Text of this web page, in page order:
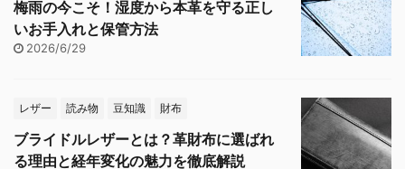
梅雨の今こそ！湿度から本革を守る正し
いお手入れと保管方法
2026/6/29
レザー 読み物 豆知識 財布
ブライドルレザーとは？革財布に選ばれ
る理由と経年変化の魅力を徹底解説